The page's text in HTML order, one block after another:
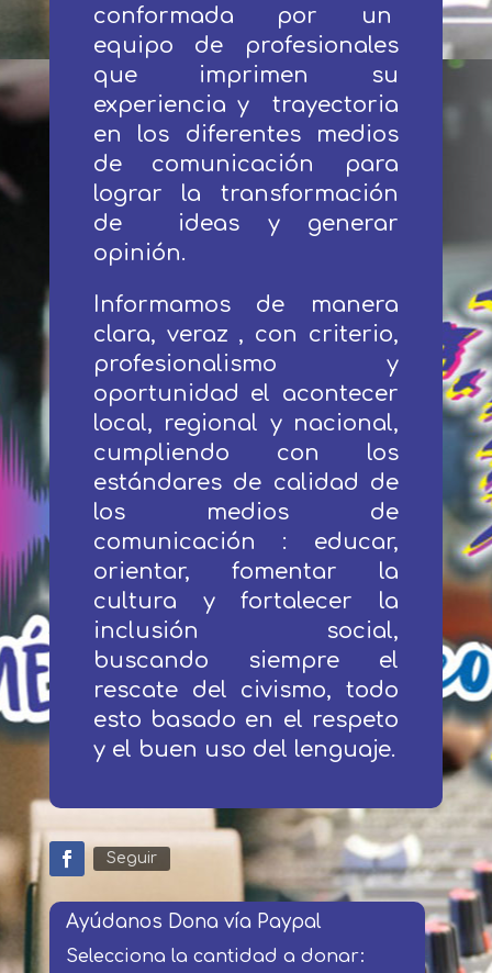
conformada por un
equipo de profesionales
que imprimen su
experiencia y trayectoria
en los diferentes medios
de comunicación para
lograr la transformación
de ideas y generar
opinión.
Informamos de manera
clara, veraz , con criterio,
profesionalismo y
oportunidad el acontecer
local, regional y nacional,
cumpliendo con los
estándares de calidad de
los medios de
comunicación : educar,
orientar, fomentar la
cultura y fortalecer la
inclusión social,
buscando siempre el
rescate del civismo, todo
esto basado en el respeto
y el buen uso del lenguaje.
Seguir
Ayúdanos Dona vía Paypal
Selecciona la cantidad a donar: